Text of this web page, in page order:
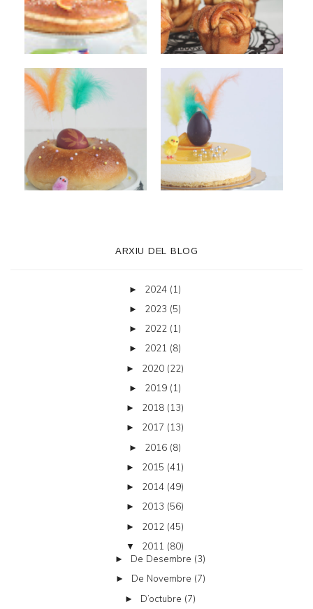
ARXIU DEL BLOG
► 2024 (1)
► 2023 (5)
► 2022 (1)
► 2021 (8)
► 2020 (22)
► 2019 (1)
► 2018 (13)
► 2017 (13)
► 2016 (8)
► 2015 (41)
► 2014 (49)
► 2013 (56)
► 2012 (45)
▼ 2011 (80)
► De Desembre (3)
► De Novembre (7)
► D’octubre (7)